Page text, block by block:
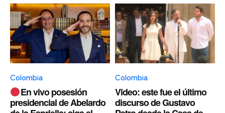
Colombia
En vivo posesión
presidencial de Abelardo
Colombia
Video: este fue el último
discurso de Gustavo